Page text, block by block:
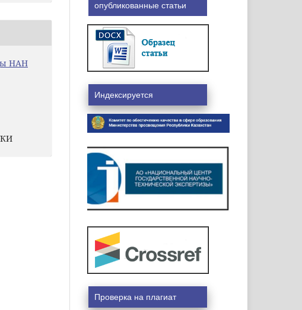
НАН
опубликованные статьи
Индексируется
Проверка на плагиат